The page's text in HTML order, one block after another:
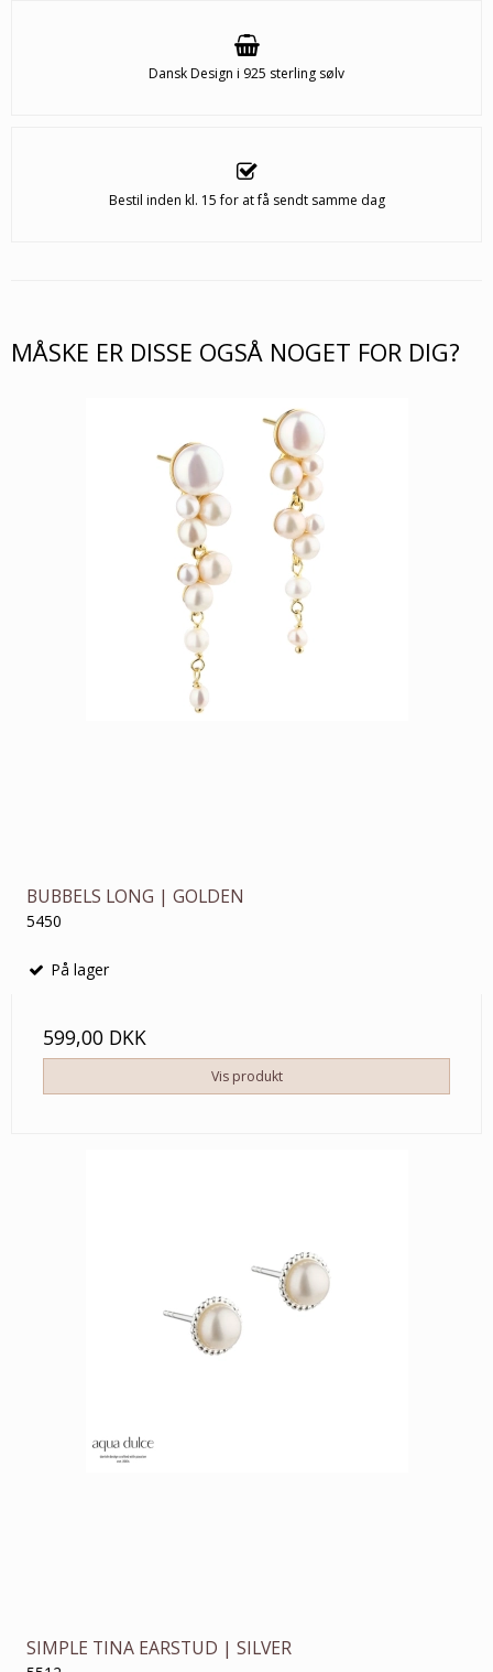
Dansk Design i 925 sterling sølv
Bestil inden kl. 15 for at få sendt samme dag
MÅSKE ER DISSE OGSÅ NOGET FOR DIG?
BUBBELS LONG | GOLDEN
5450
På lager
599,00 DKK
Vis produkt
SIMPLE TINA EARSTUD | SILVER